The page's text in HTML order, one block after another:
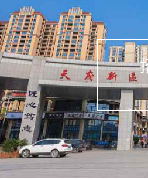
职能部门
新闻动态
团委
管理制度
学生风采
心理健康
学生资助
下载中心
联系我们
教学制度
教学通知
教学动态
实践教学
专业建设
课程建设
教学改革
学术交流